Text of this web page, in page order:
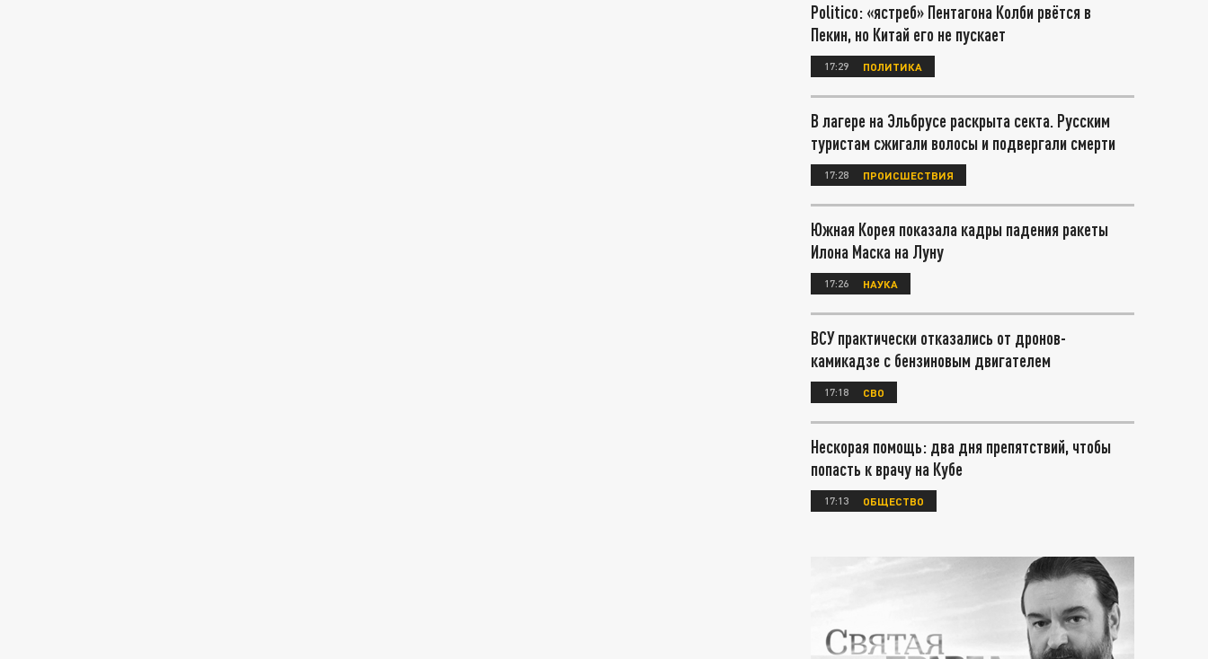
Politico: «ястреб» Пентагона Колби рвётся в
Пекин, но Китай его не пускает
17:29 ПОЛИТИКА
В лагере на Эльбрусе раскрыта секта. Русским
туристам сжигали волосы и подвергали смерти
17:28 ПРОИСШЕСТВИЯ
Южная Корея показала кадры падения ракеты
Илона Маска на Луну
17:26 НАУКА
ВСУ практически отказались от дронов-
камикадзе с бензиновым двигателем
17:18 СВО
Нескорая помощь: два дня препятствий, чтобы
попасть к врачу на Кубе
17:13 ОБЩЕСТВО